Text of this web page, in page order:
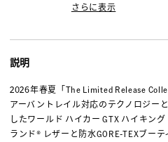
さらに表示
説明
2026年春夏「The Limited Release
アーバントレイル対応のテクノロジー
したワールド ハイカー GTX ハイキン
ランド® レザーと防水GORE-TEXブー